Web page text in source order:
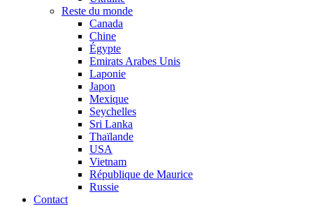
Reste du monde
Canada
Chine
Égypte
Emirats Arabes Unis
Laponie
Japon
Mexique
Seychelles
Sri Lanka
Thaïlande
USA
Vietnam
République de Maurice
Russie
Contact